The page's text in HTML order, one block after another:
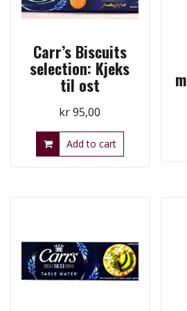
Carr’s Biscuits
selection: Kjeks
til ost
kr95,00
Add to cart